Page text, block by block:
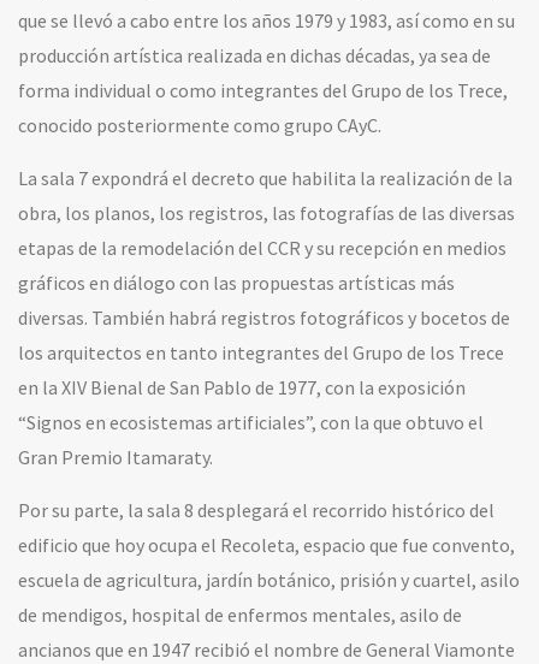
que se llevó a cabo entre los años 1979 y 1983, así como en su
producción artística realizada en dichas décadas, ya sea de
forma individual o como integrantes del Grupo de los Trece,
conocido posteriormente como grupo CAyC.
La sala 7 expondrá el decreto que habilita la realización de la
obra, los planos, los registros, las fotografías de las diversas
etapas de la remodelación del CCR y su recepción en medios
gráficos en diálogo con las propuestas artísticas más
diversas. También habrá registros fotográficos y bocetos de
los arquitectos en tanto integrantes del Grupo de los Trece
en la XIV Bienal de San Pablo de 1977, con la exposición
“Signos en ecosistemas artificiales”, con la que obtuvo el
Gran Premio Itamaraty.
Por su parte, la sala 8 desplegará el recorrido histórico del
edificio que hoy ocupa el Recoleta, espacio que fue convento,
escuela de agricultura, jardín botánico, prisión y cuartel, asilo
de mendigos, hospital de enfermos mentales, asilo de
ancianos que en 1947 recibió el nombre de General Viamonte